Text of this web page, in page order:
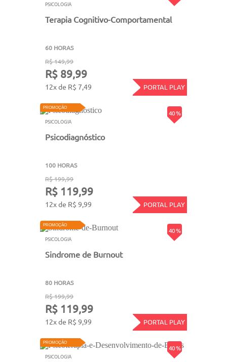
PSICOLOGIA
Terapia Cognitivo-Comportamental
60 HORAS
R$ 149,99
R$ 89,99
12x de R$ 7,49 PORTAL PLAY
40 %
PROMOÇÃO
PSICOLOGIA
Psicodiagnóstico
100 HORAS
R$ 199,99
R$ 119,99
12x de R$ 9,99 PORTAL PLAY
40 %
PROMOÇÃO
PSICOLOGIA
Sindrome de Burnout
80 HORAS
R$ 199,99
R$ 119,99
12x de R$ 9,99 PORTAL PLAY
40 %
PROMOÇÃO
PSICOLOGIA